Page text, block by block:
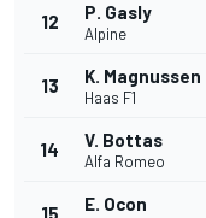
12 P. Gasly
Alpine
13 K. Magnussen
Haas F1
14 V. Bottas
Alfa Romeo
15 E. Ocon